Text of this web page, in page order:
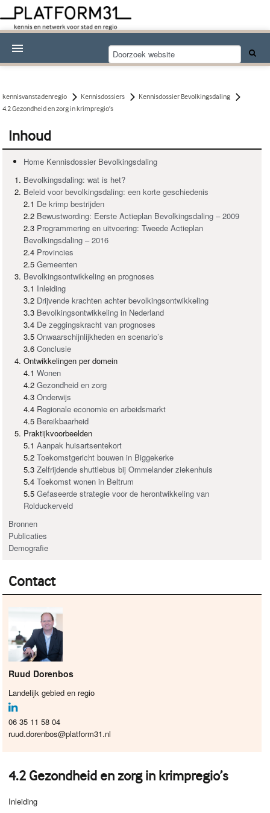
Kennisdossiers
Abonneren
kennisvanstadenregio Kennisdossiers
Kennisdossier Bevolkingsdaling
4.2 Gezondheid en zorg in krimpregio’s
Inhoud
Home Kennisdossier Bevolkingsdaling
Bevolkingsdaling: wat is het?
Beleid voor bevolkingsdaling: een korte geschiedenis
2.1 De krimp bestrijden
2.2 Bewustwording: Eerste Actieplan Bevolkingsdaling – 2009
2.3 Programmering en uitvoering: Tweede Actieplan
Bevolkingsdaling – 2016
2.4 Provincies
2.5Gemeenten
Bevolkingsontwikkeling en prognoses
3.1 Inleiding
3.2 Drijvende krachten achter bevolkingsontwikkeling
3.3 Bevolkingsontwikkeling in Nederland
3.4 De zeggingskracht van prognoses
3.5Onwaarschijnlijkheden en scenario’s
3.6Conclusie
Ontwikkelingen per domein
4.1Wonen
4.2Gezondheid en zorg
4.3Onderwijs
4.4 Regionale economie en arbeidsmarkt
4.5 Bereikbaarheid
Praktijkvoorbeelden
5.1Aanpak huisartsentekort
5.2Toekomstgericht bouwen in Biggekerke
5.3Zelfrijdende shuttlebus bij Ommelander ziekenhuis
5.4Toekomst wonen in Beltrum
5.5Gefaseerde strategie voor de herontwikkeling van
Rolduckerveld
Bronnen
Publicaties
Demografie
Contact
Ruud Dorenbos
Landelijk gebied en regio
06 35 11 58 04
ruud.dorenbos@platform31.nl
4.2 Gezondheid en zorg in krimpregio’s
Inleiding